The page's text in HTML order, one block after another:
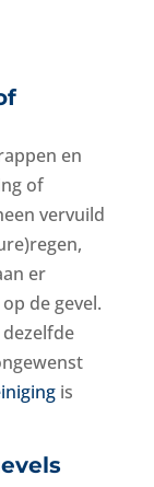
en
of
vervuild
er
de gevel.
is